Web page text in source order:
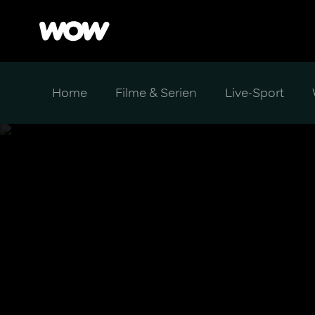
Home Filme & Serien Live-Sport